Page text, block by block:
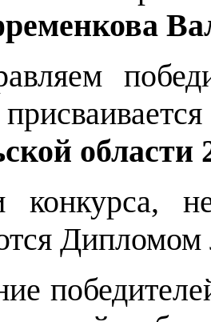
области
конкурса,
Дипломом